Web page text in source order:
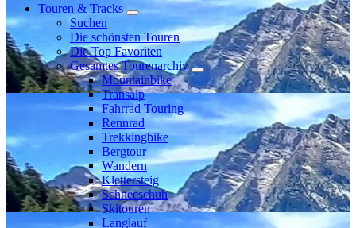
Touren & Tracks
Suchen
Die schönsten Touren
Die Top Favoriten
Gesamtes Tourenarchiv
Mountainbike
Transalp
Fahrrad Touring
Rennrad
Trekkingbike
Bergtour
Wandern
Klettersteig
Schneeschuh
Skitouren
Langlauf